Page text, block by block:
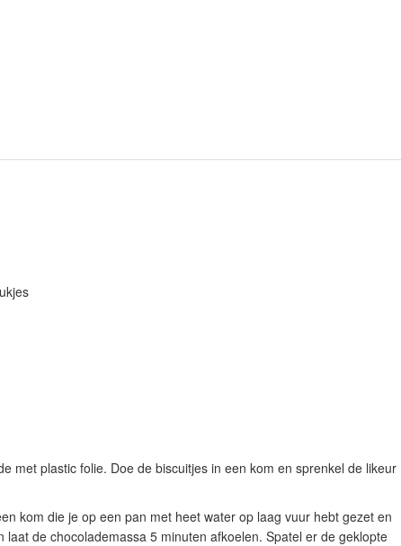
met plastic folie. Doe de biscuitjes in een kom en sprenkel de likeur
kom die je op een pan met heet water op laag vuur hebt gezet en
de chocolademassa 5 minuten afkoelen. Spatel er de geklopte